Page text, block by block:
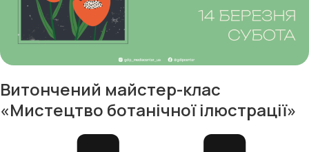
Витончений майстер-клас
«Мистецтво ботанічної ілюстрації»